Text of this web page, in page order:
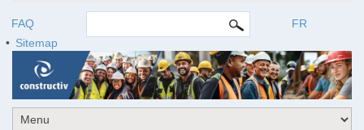
FAQ
Sitemap
FR